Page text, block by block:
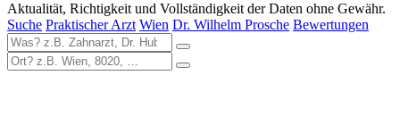
Aktualität, Richtigkeit und Vollständigkeit der Daten ohne Gewähr.
Suche Praktischer Arzt Wien Dr. Wilhelm Prosche Bewertungen